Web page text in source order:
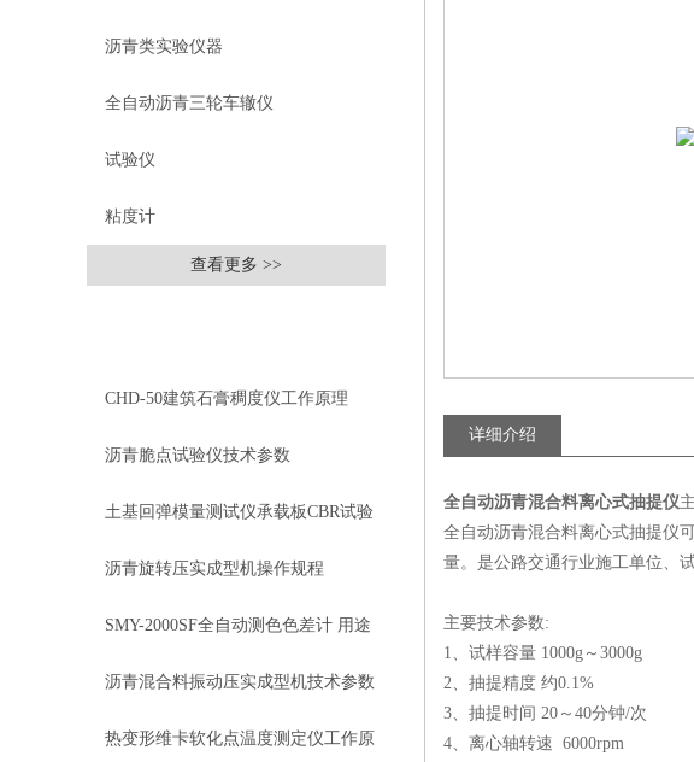
沥青类实验仪器
全自动沥青三轮车辙仪
试验仪
粘度计
查看更多 >>
CHD-50建筑石膏稠度仪工作原理
沥青脆点试验仪技术参数
土基回弹模量测试仪承载板CBR试验
方法
沥青旋转压实成型机操作规程
SMY-2000SF全自动测色色差计 用途
特点 配置
沥青混合料振动压实成型机技术参数
热变形维卡软化点温度测定仪工作原
详细介绍
全自动沥青混合料离心式抽提仪
全自动沥青混合料离心式抽提仪
量。是公路交通行业施工单位、
主要技术参数:
1、试样容量 1000g～3000g
2、抽提精度 约0.1%
3、抽提时间 20～40分钟/次
4、离心轴转速 6000rpm